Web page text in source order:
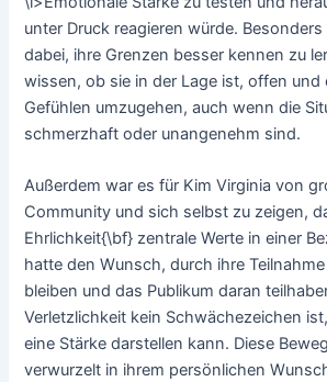
unter Druck reagieren würde.
dabei, ihre Grenzen besser kennen zu
wissen, ob sie in der Lage ist, offen und
Gefühlen umzugehen, auch wenn die
schmerzhaft oder unangenehm sind.
Außerdem war es für Kim Virginia von
Community und sich selbst zu zeigen,
Ehrlichkeit{\bf} zentrale Werte in einer
hatte den Wunsch, durch ihre
bleiben und das Publikum daran
Verletzlichkeit kein Schwächezeichen
eine Stärke darstellen kann. Diese
verwurzelt in ihrem persönlichen